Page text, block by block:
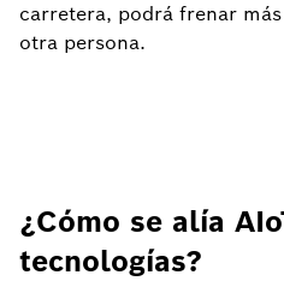
carretera, podrá frenar
otra persona.
¿Cómo se alía
tecnologías?